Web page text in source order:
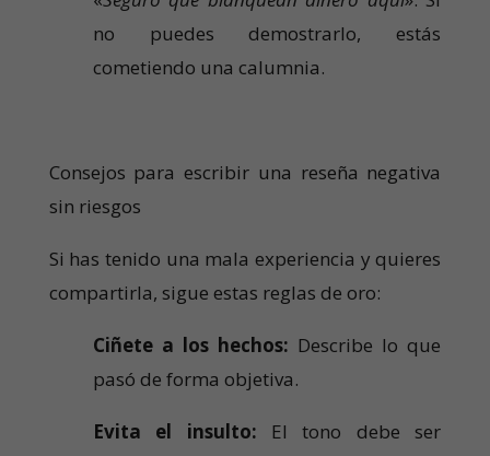
no puedes demostrarlo, estás
cometiendo una calumnia.
Consejos para escribir una reseña negativa
sin riesgos
Si has tenido una mala experiencia y quieres
compartirla, sigue estas reglas de oro:
Ciñete a los hechos: Describe lo que
pasó de forma objetiva.
Evita el insulto: El tono debe ser